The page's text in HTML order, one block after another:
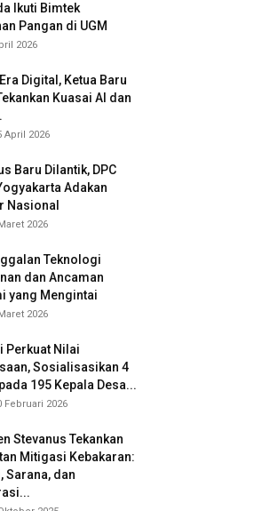
Ikuti Bimtek
Pangan di UGM
2026
Digital, Ketua Baru
Kuasai AI dan
April 2026
Baru Dilantik, DPC
Adakan
Nasional
2026
Teknologi
dan Ancaman
yang Mengintai
2026
Perkuat Nilai
Sosialisasikan 4
195 Kepala Desa...
Februari 2026
Stevanus Tekankan
Mitigasi Kebakaran:
Sarana, dan